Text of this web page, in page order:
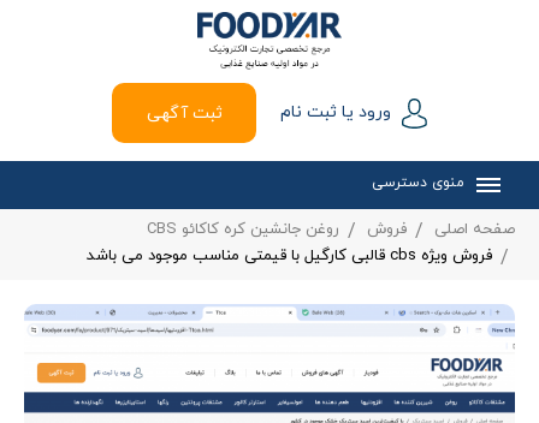
ورود یا ثبت نام ثبت آگهی
منوی دسترسی
صفحه اصلی فروش
روغن جانشین کره کاکائو CBS
فروش ویژه cbs قالبی کارگیل با قیمتی مناسب موجود می باشد